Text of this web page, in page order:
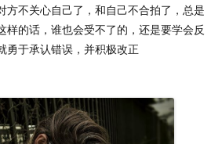
方不关心自己了，和自己不合拍了，总是
样的话，谁也会受不了的，还是要学会反
勇于承认错误，并积极改正